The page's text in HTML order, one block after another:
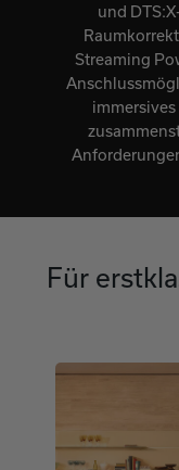
und
Streaming
Für